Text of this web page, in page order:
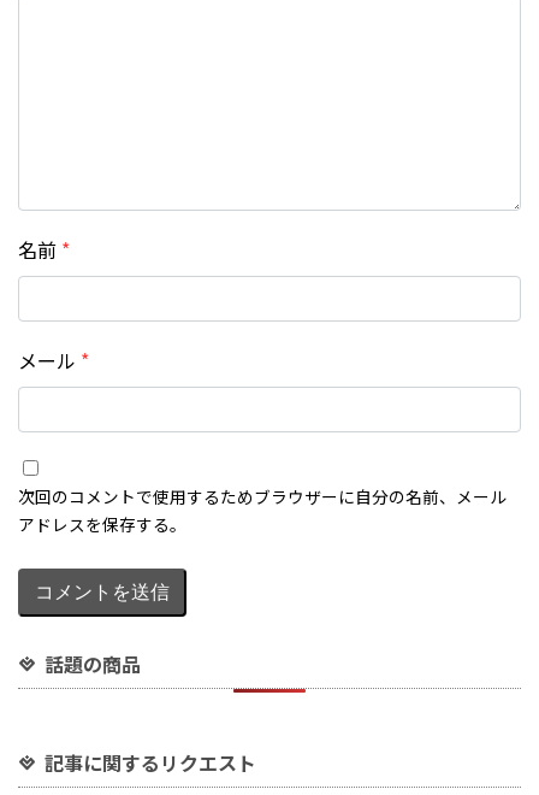
名前 *
メール *
話題の商品
記事に関するリクエスト